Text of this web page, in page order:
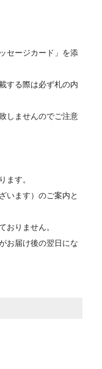
セージカード」を添
する際は必ず札の内
しませんのでご注意
ます。
います）のご案内と
おりません。
お届け後の翌日にな